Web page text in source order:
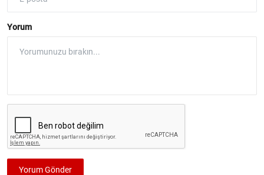
Yorum
Yorum Gönder